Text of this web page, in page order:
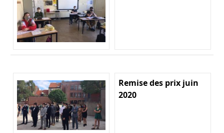
Remise des prix juin
2020